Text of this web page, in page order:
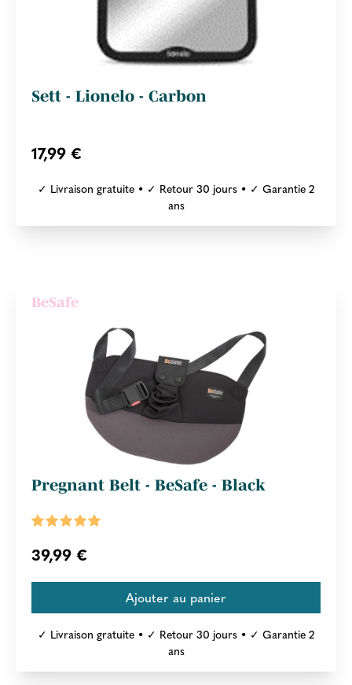
Sett - Lionelo - Carbon
17,99 €
✓ Livraison gratuite • ✓ Retour 30 jours • ✓ Garantie 2
ans
BeSafe
Pregnant Belt - BeSafe - Black
39,99 €
✓ Livraison gratuite • ✓ Retour 30 jours • ✓ Garantie 2
ans